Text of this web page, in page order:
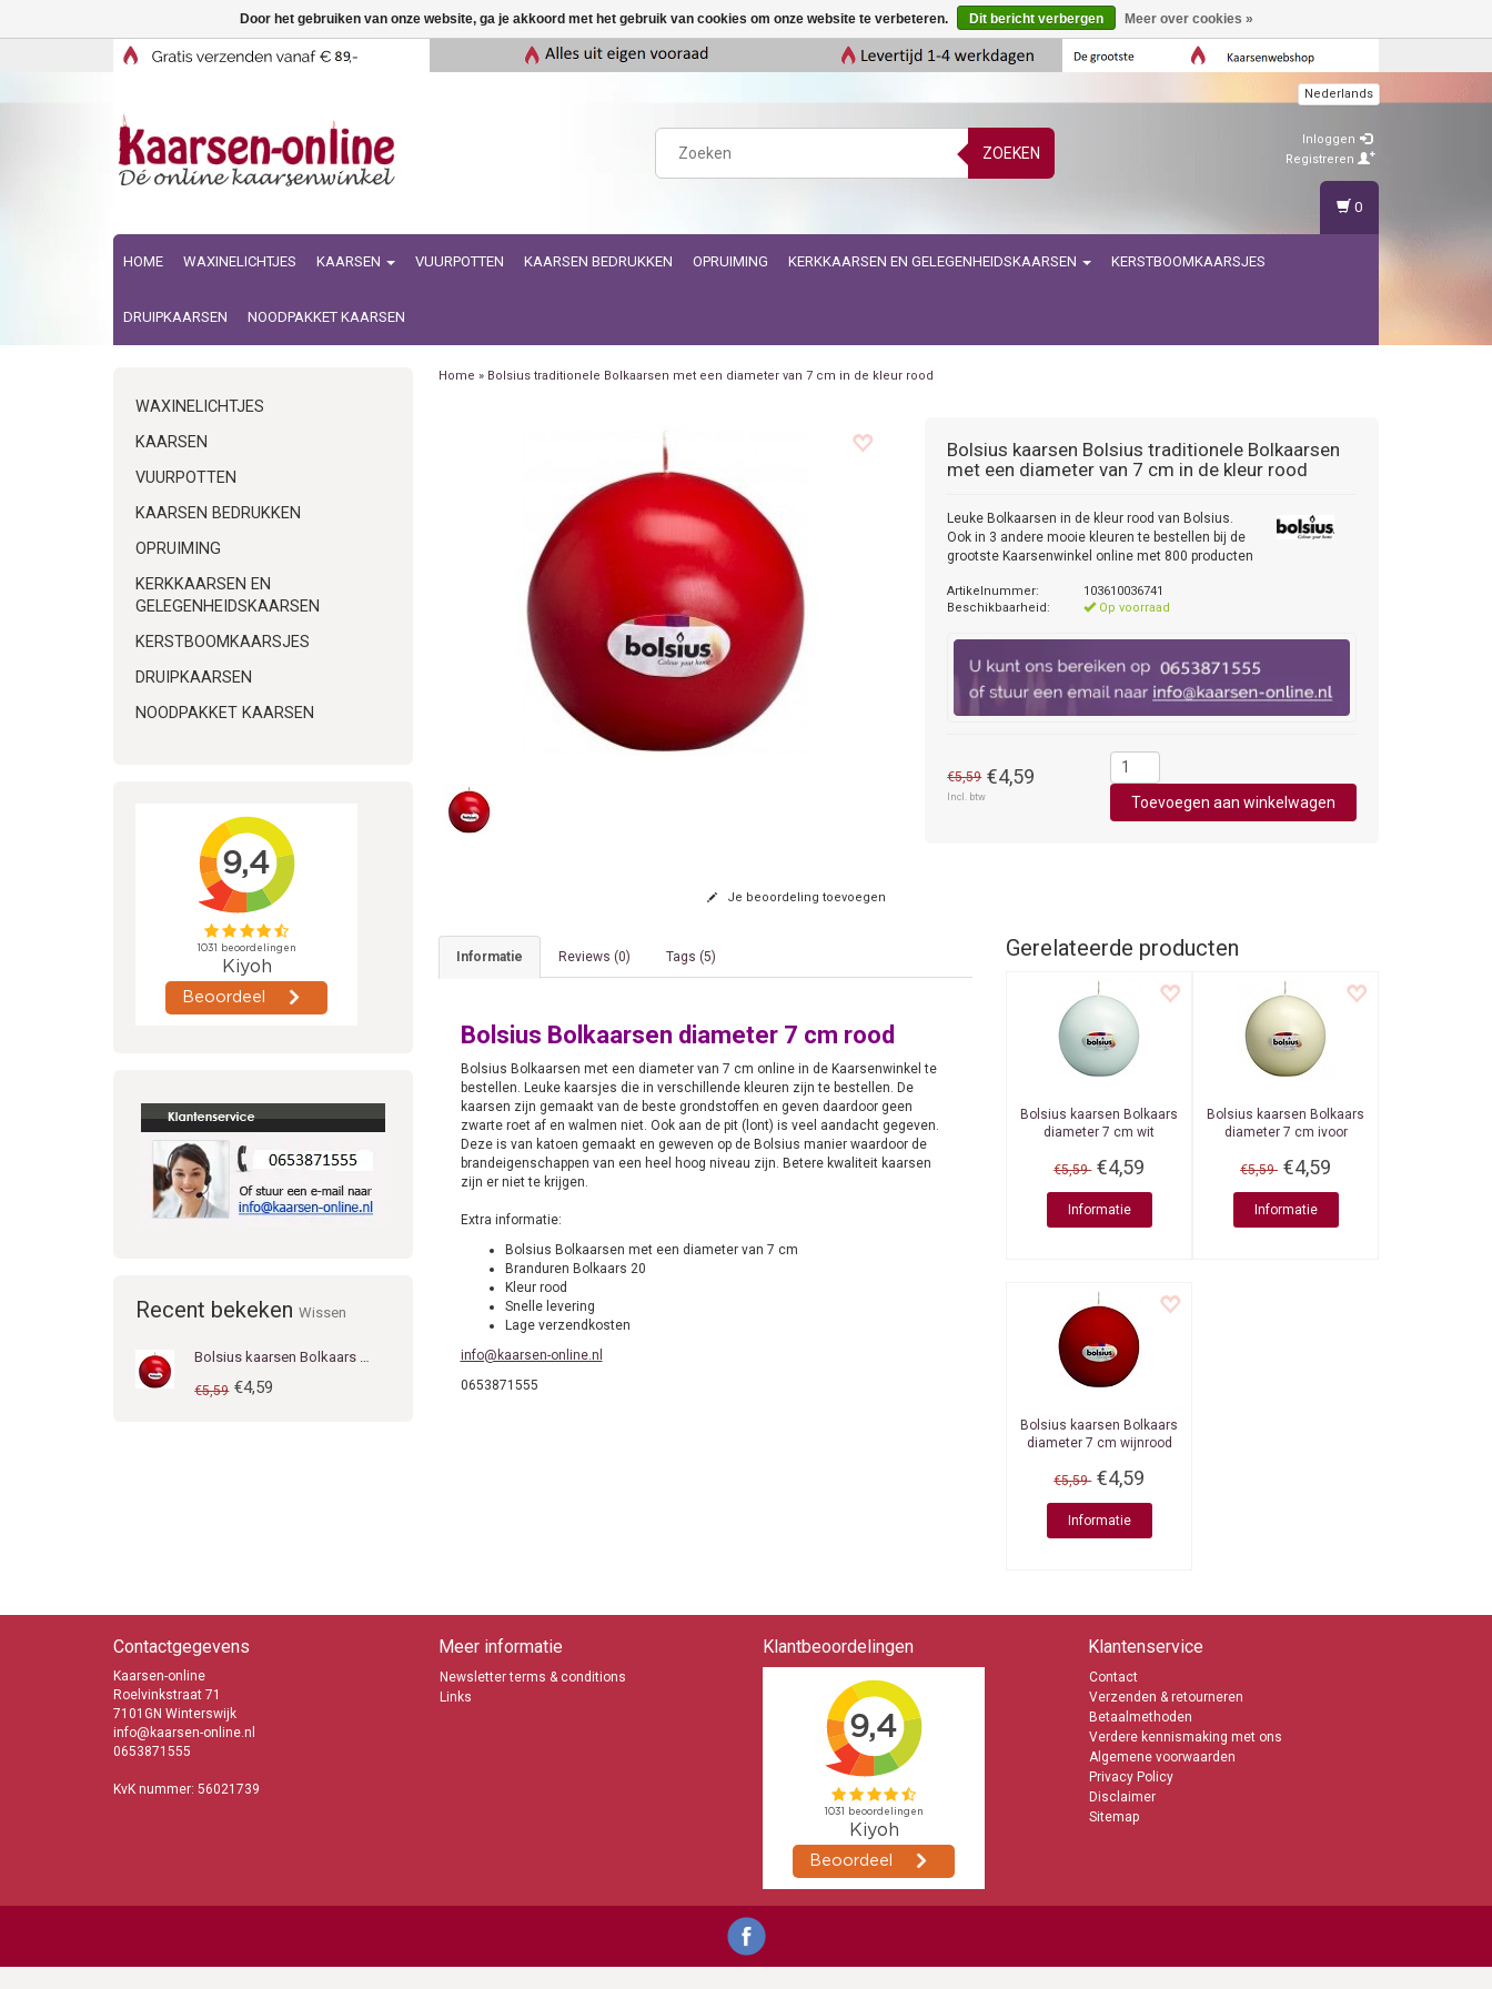
ZOEKEN
Nederlands
Inloggen
Registreren
HOME WAXINELICHTJES KAARSEN VUURPOTTEN KAARSEN BEDRUKKEN OPRUIMING KERKKAARSEN EN GELEGENHEIDSKAARSEN KERSTBOOMKAARSJES
DRUIPKAARSEN NOODPAKKET KAARSEN
0
WAXINELICHTJES
KAARSEN
VUURPOTTEN
KAARSEN BEDRUKKEN
OPRUIMING
KERKKAARSEN EN
GELEGENHEIDSKAARSEN
KERSTBOOMKAARSJES
DRUIPKAARSEN
NOODPAKKET KAARSEN
Recent bekeken Wissen
Bolsius kaarsen Bolkaars diameter 7 cm rood
€5,59 €4,59
Home » Bolsius traditionele Bolkaarsen met een diameter van 7 cm in de kleur rood
Bolsius kaarsen Bolsius traditionele Bolkaarsen
met een diameter van 7 cm in de kleur rood
Leuke Bolkaarsen in de kleur rood van Bolsius.
Ook in 3 andere mooie kleuren te bestellen bij de
grootste Kaarsenwinkel online met 800 producten
Artikelnummer:
103610036741
Beschikbaarheid:
Op voorraad
€5,59 €4,59
Incl. btw
Je beoordeling toevoegen
Informatie Reviews (0) Tags (5)
Bolsius Bolkaarsen diameter 7 cm rood
Bolsius Bolkaarsen met een diameter van 7 cm online in de Kaarsenwinkel te
bestellen. Leuke kaarsjes die in verschillende kleuren zijn te bestellen. De
kaarsen zijn gemaakt van de beste grondstoffen en geven daardoor geen
zwarte roet af en walmen niet. Ook aan de pit (lont) is veel aandacht gegeven.
Deze is van katoen gemaakt en geweven op de Bolsius manier waardoor de
brandeigenschappen van een heel hoog niveau zijn. Betere kwaliteit kaarsen
zijn er niet te krijgen.
Extra informatie:
Bolsius Bolkaarsen met een diameter van 7 cm
Branduren Bolkaars 20
Kleur rood
Snelle levering
Lage verzendkosten
info@kaarsen-online.nl
0653871555
Gerelateerde producten
Bolsius kaarsen Bolkaars
diameter 7 cm wit
€5,59 €4,59
Informatie
Bolsius kaarsen Bolkaars
diameter 7 cm ivoor
€5,59 €4,59
Informatie
Bolsius kaarsen Bolkaars
diameter 7 cm wijnrood
€5,59 €4,59
Informatie
Contactgegevens
Kaarsen-online
Roelvinkstraat 71
7101GN Winterswijk
info@kaarsen-online.nl
0653871555
KvK nummer: 56021739
Meer informatie
Newsletter terms & conditions
Links
Klantbeoordelingen Klantenservice
Contact
Verzenden & retourneren
Betaalmethoden
Verdere kennismaking met ons
Algemene voorwaarden
Privacy Policy
Disclaimer
Sitemap
Door het gebruiken van onze website, ga je akkoord met het gebruik van cookies om onze website te verbeteren. Dit bericht verbergen Meer over cookies »